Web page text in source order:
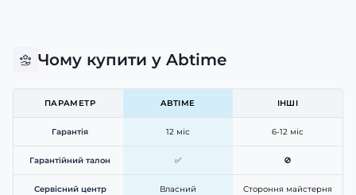
Чому купити у Abtime
ПАРАМЕТР ABTIME ІНШІ
Гарантія 12 міс 6-12 міс
Гарантійний талон ✅ 🚫
Сервісний центр Власний Стороння майстерня